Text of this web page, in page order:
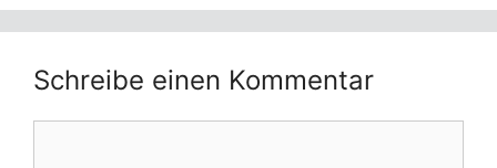
Schreibe einen Kommentar